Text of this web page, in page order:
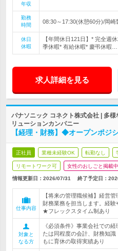
年収
勤務
時間
08:30～17:30(休憩60分)/岡崎
休日
休暇
【年間休日121日】* 完全週
季休暇* 有給休暇* 慶弔休暇…
求人詳細を見る
パナソニック コネクト株式会社 | 多
リューションカンパニー
【経理・財務】◆オープンポジ
正社員 業種未経験OK 転勤なし
リモートワーク可 女性のおしごと掲載中
情報更新日：2026/07/31 終了予定日：
仕事内容
【将来の管理職候補】経営
財務業務を担当します。経験
★フレックスタイム制あり
対象と
なる方
《必須条件》事業会社での
たは同程度の会計、財務知
もに育休の取得実績あり